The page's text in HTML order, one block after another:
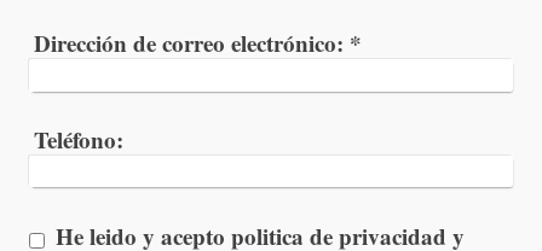
Dirección de correo electrónico: *
Teléfono:
He leido y acepto politica de privacidad y